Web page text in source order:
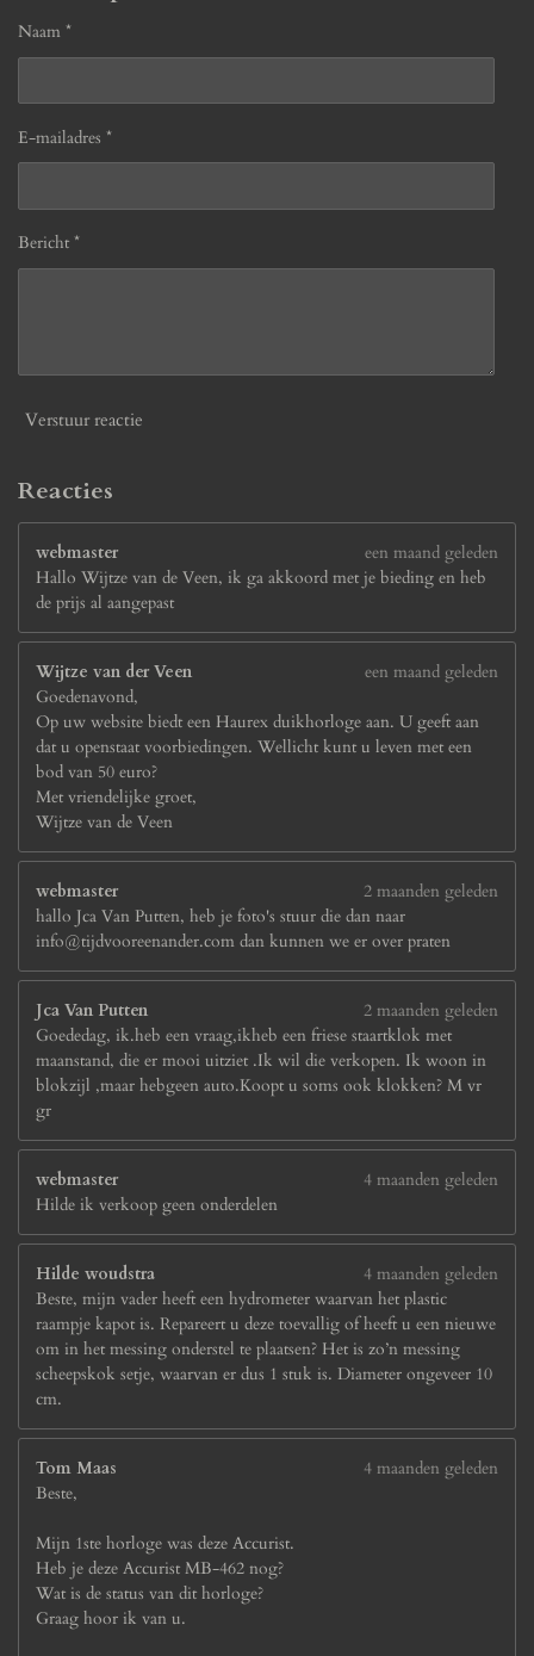
Naam *
E-mailadres *
Bericht *
Verstuur reactie
Reacties
webmaster
een maand geleden
Hallo Wijtze van de Veen, ik ga akkoord met je bieding en heb
de prijs al aangepast
Wijtze van der Veen
een maand geleden
Goedenavond,
Op uw website biedt een Haurex duikhorloge aan. U geeft aan
dat u openstaat voorbiedingen. Wellicht kunt u leven met een
bod van 50 euro?
Met vriendelijke groet,
Wijtze van de Veen
webmaster
2 maanden geleden
hallo Jca Van Putten, heb je foto's stuur die dan naar
info@tijdvooreenander.com dan kunnen we er over praten
Jca Van Putten
2 maanden geleden
Goededag, ik.heb een vraag,ikheb een friese staartklok met
maanstand, die er mooi uitziet .Ik wil die verkopen. Ik woon in
blokzijl ,maar hebgeen auto.Koopt u soms ook klokken? M vr
gr
webmaster
4 maanden geleden
Hilde ik verkoop geen onderdelen
Hilde woudstra
4 maanden geleden
Beste, mijn vader heeft een hydrometer waarvan het plastic
raampje kapot is. Repareert u deze toevallig of heeft u een nieuwe
om in het messing onderstel te plaatsen? Het is zo’n messing
scheepskok setje, waarvan er dus 1 stuk is. Diameter ongeveer 10
cm.
Tom Maas
4 maanden geleden
Beste,
Mijn 1ste horloge was deze Accurist.
Heb je deze Accurist MB-462 nog?
Wat is de status van dit horloge?
Graag hoor ik van u.